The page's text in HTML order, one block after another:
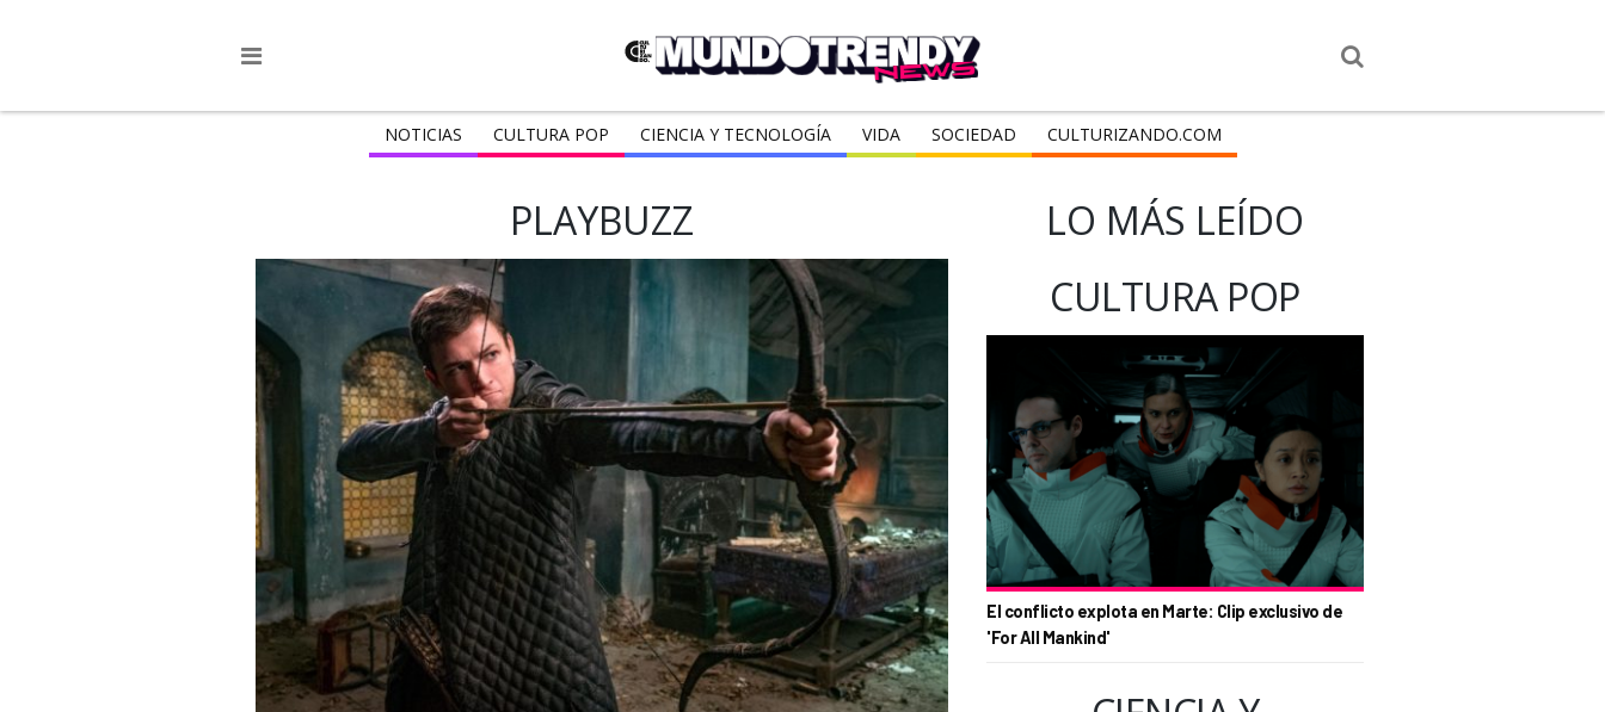
NOTICIAS CULTURA POP CIENCIA Y TECNOLOGÍA VIDA SOCIEDAD CULTURIZANDO.COM
PLAYBUZZ
LO MÁS LEÍDO
CULTURA POP
El conflicto explota en Marte: Clip exclusivo de
'For All Mankind'